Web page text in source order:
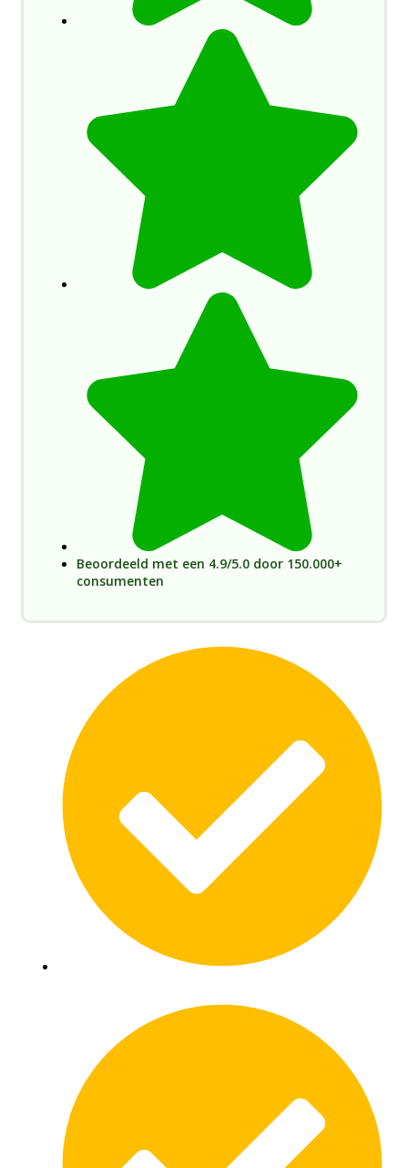
Beoordeeld met een 4.9/5.0 door 150.000+
consumenten